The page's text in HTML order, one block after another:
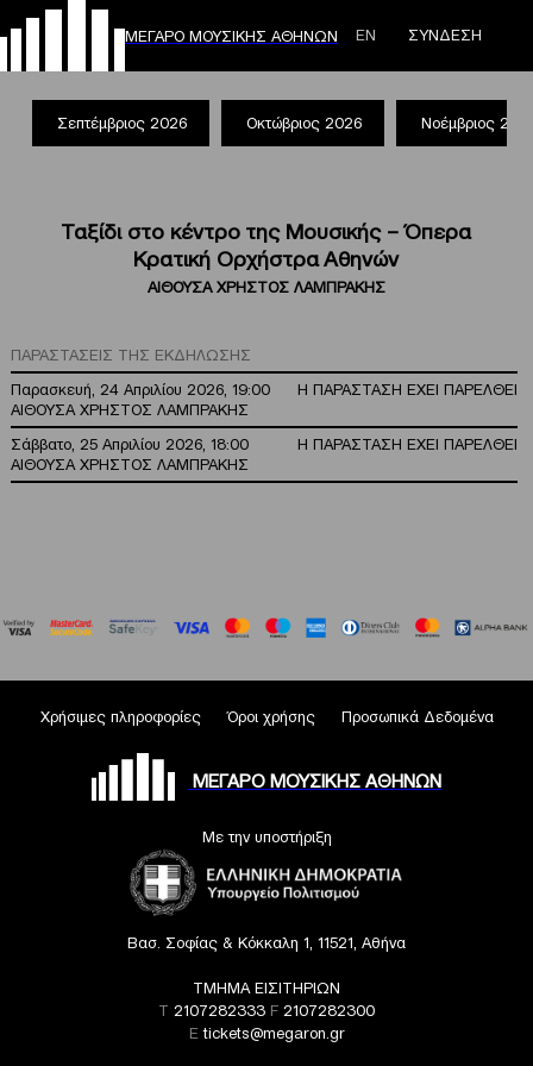
ΜΕΓΑΡΟ ΜΟΥΣΙΚΗΣ ΑΘΗΝΩΝ ΕΝ ΣΥΝΔΕΣΗ
Σεπτέμβριος 2026 Οκτώβριος 2026 Νοέμβριος
Ταξίδι στο κέντρο της Μουσικής – Όπερα
Κρατική Ορχήστρα Αθηνών
ΑΙΘΟΥΣΑ ΧΡΗΣΤΟΣ ΛΑΜΠΡΑΚΗΣ
ΠΑΡΑΣΤΑΣΕΙΣ ΤΗΣ ΕΚΔΗΛΩΣΗΣ
Παρασκευή, 24 Απριλίου 2026, 19:00
Η ΠΑΡΑΣΤΑΣΗ ΕΧΕΙ ΠΑΡΕΛΘΕΙ
ΑΙΘΟΥΣΑ ΧΡΗΣΤΟΣ ΛΑΜΠΡΑΚΗΣ
Σάββατο, 25 Απριλίου 2026, 18:00
Η ΠΑΡΑΣΤΑΣΗ ΕΧΕΙ ΠΑΡΕΛΘΕΙ
ΑΙΘΟΥΣΑ ΧΡΗΣΤΟΣ ΛΑΜΠΡΑΚΗΣ
Χρήσιμες πληροφορίες Όροι χρήσης Προσωπικά Δεδομένα
ΜΕΓΑΡΟ ΜΟΥΣΙΚΗΣ ΑΘΗΝΩΝ
Με την υποστήριξη
Βασ. Σοφίας & Κόκκαλη 1, 11521, Αθήνα
ΤΜΗΜΑ ΕΙΣΙΤΗΡΙΩΝ
T 2107282333 F 2107282300
Etickets@megaron.gr